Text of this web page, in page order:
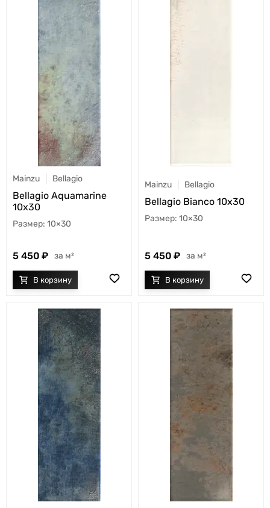
Mainzu Bellagio
Bellagio Aquamarine
10x30
10×30
5 450 м²
Mainzu Bellagio
Bellagio Bianco 10x30
10×30
5 450 м²